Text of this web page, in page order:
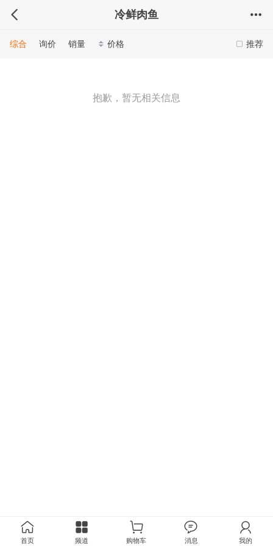
冷鲜肉鱼
推荐
综合 询价 销量 价格
抱歉，暂无相关信息
首页 频道 购物车 消息 我的